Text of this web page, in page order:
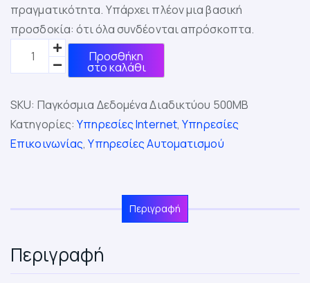
πραγματικότητα. Υπάρχει πλέον μια βασική
προσδοκία: ότι όλα συνδέονται απρόσκοπτα.
Προσθήκη
στο καλάθι
SKU: Παγκόσμια Δεδομένα Διαδικτύου 500MB
Κατηγορίες:Υπηρεσίες Internet,Υπηρεσίες
Επικοινωνίας,Υπηρεσίες Αυτοματισμού
Περιγραφή
Περιγραφή